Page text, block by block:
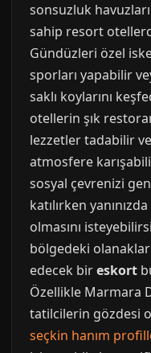
sonsuzluk
sahip resort
Gündüzleri özel
sporları yapabilir
saklı koylarını
otellerin şık
lezzetler tadabilir
atmosfere
sosyal çevrenizi
katılırken
olmasını
bölgedeki
edecek bireskort
Özellikle Marmara
tatilcilerin gözdesi
seçkin hanım